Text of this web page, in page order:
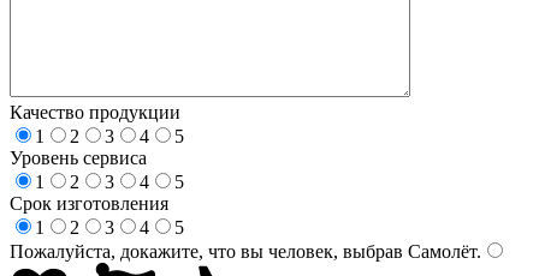
Качество продукции
1
2 3 4
5
Уровень сервиса
1
2 3 4
5
Срок изготовления
1
2 3 4
5
Пожалуйста, докажите, что вы человек, выбрав Самолёт.